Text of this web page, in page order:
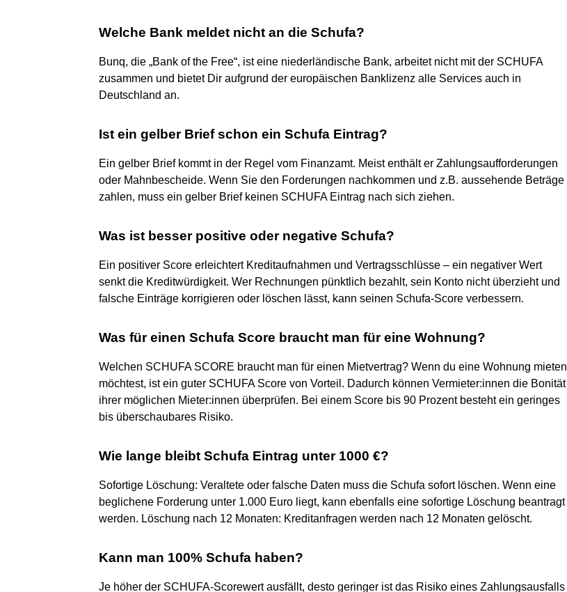
Welche Bank meldet nicht an die Schufa?
Bunq, die „Bank of the Free“, ist eine niederländische Bank, arbeitet nicht mit der SCHUFA
zusammen und bietet Dir aufgrund der europäischen Banklizenz alle Services auch in
Deutschland an.
Ist ein gelber Brief schon ein Schufa Eintrag?
Ein gelber Brief kommt in der Regel vom Finanzamt. Meist enthält er Zahlungsaufforderungen
oder Mahnbescheide. Wenn Sie den Forderungen nachkommen und z.B. aussehende Beträge
zahlen, muss ein gelber Brief keinen SCHUFA Eintrag nach sich ziehen.
Was ist besser positive oder negative Schufa?
Ein positiver Score erleichtert Kreditaufnahmen und Vertragsschlüsse – ein negativer Wert
senkt die Kreditwürdigkeit. Wer Rechnungen pünktlich bezahlt, sein Konto nicht überzieht und
falsche Einträge korrigieren oder löschen lässt, kann seinen Schufa-Score verbessern.
Was für einen Schufa Score braucht man für eine Wohnung?
Welchen SCHUFA SCORE braucht man für einen Mietvertrag? Wenn du eine Wohnung mieten
möchtest, ist ein guter SCHUFA Score von Vorteil. Dadurch können Vermieter:innen die Bonität
ihrer möglichen Mieter:innen überprüfen. Bei einem Score bis 90 Prozent besteht ein geringes
bis überschaubares Risiko.
Wie lange bleibt Schufa Eintrag unter 1000 €?
Sofortige Löschung: Veraltete oder falsche Daten muss die Schufa sofort löschen. Wenn eine
beglichene Forderung unter 1.000 Euro liegt, kann ebenfalls eine sofortige Löschung beantragt
werden. Löschung nach 12 Monaten: Kreditanfragen werden nach 12 Monaten gelöscht.
Kann man 100% Schufa haben?
Je höher der SCHUFA-Scorewert ausfällt, desto geringer ist das Risiko eines Zahlungsausfalls